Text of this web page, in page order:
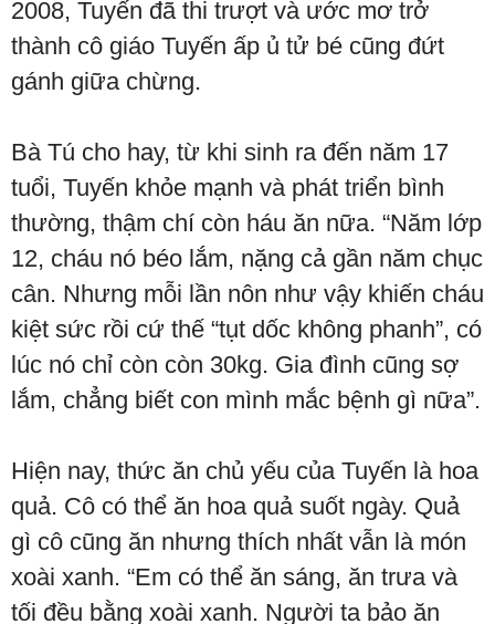
2008, Tuyến đã thi trượt và ước mơ trở
thành cô giáo Tuyến ấp ủ tử bé cũng đứt
gánh giữa chừng.
Bà Tú cho hay, từ khi sinh ra đến năm 17
tuổi, Tuyến khỏe mạnh và phát triển bình
thường, thậm chí còn háu ăn nữa. “Năm lớp
12, cháu nó béo lắm, nặng cả gần năm chục
cân. Nhưng mỗi lần nôn như vậy khiến cháu
kiệt sức rồi cứ thế “tụt dốc không phanh”, có
lúc nó chỉ còn còn 30kg. Gia đình cũng sợ
lắm, chẳng biết con mình mắc bệnh gì nữa”.
Hiện nay, thức ăn chủ yếu của Tuyến là hoa
quả. Cô có thể ăn hoa quả suốt ngày. Quả
gì cô cũng ăn nhưng thích nhất vẫn là món
xoài xanh. “Em có thể ăn sáng, ăn trưa và
tối đều bằng xoài xanh. Người ta bảo ăn